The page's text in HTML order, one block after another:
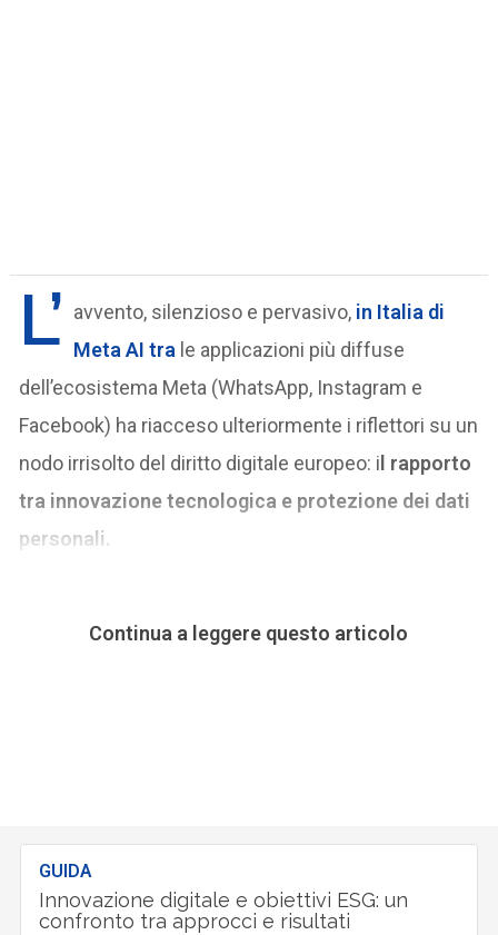
L’ avvento, silenzioso e pervasivo, in Italia di
Meta AI tra le applicazioni più diffuse
dell’ecosistema Meta (WhatsApp, Instagram e
Facebook) ha riacceso ulteriormente i riflettori su un
nodo irrisolto del diritto digitale europeo: il rapporto
tra innovazione tecnologica e protezione dei dati
personali.
Continua a leggere questo articolo
GUIDA
Innovazione digitale e obiettivi ESG: un
confronto tra approcci e risultati